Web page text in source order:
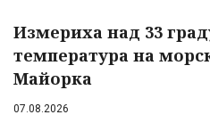
Измериха над 33
температура на
Майорка
07.08.2026